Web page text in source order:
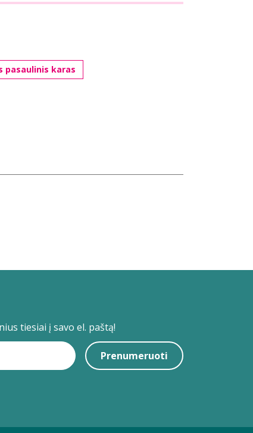
pasaulinis karas
tiesiai į savo el. paštą!
Prenumeruoti